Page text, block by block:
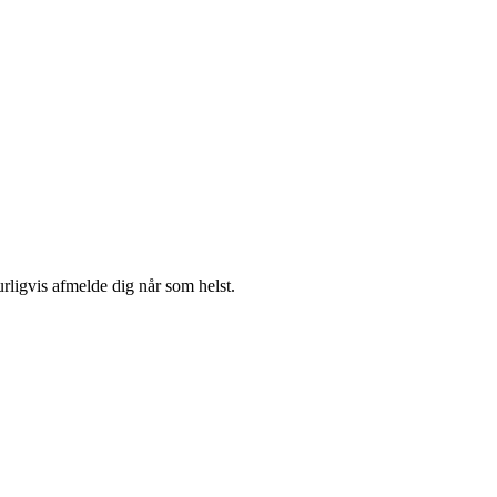
afmelde dig når som helst.